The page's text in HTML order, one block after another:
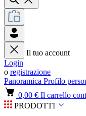
Il tuo account
Login
o registrazione
Panoramica Profilo
0,00 € Il carrello
PRODOTTI